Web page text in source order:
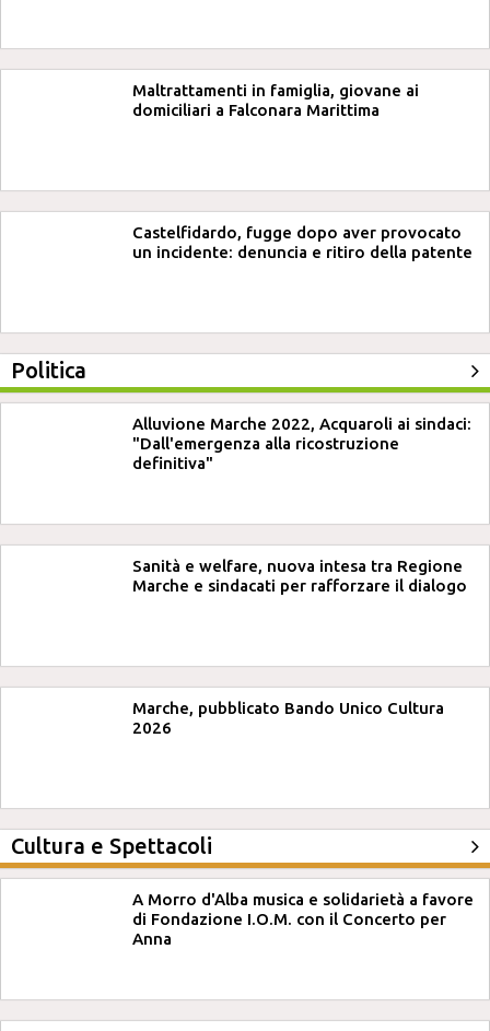
Maltrattamenti in famiglia, giovane ai
domiciliari a Falconara Marittima
Castelfidardo, fugge dopo aver provocato
un incidente: denuncia e ritiro della patente
Politica
Alluvione Marche 2022, Acquaroli ai sindaci:
"Dall'emergenza alla ricostruzione
definitiva"
Sanità e welfare, nuova intesa tra Regione
Marche e sindacati per rafforzare il dialogo
Marche, pubblicato Bando Unico Cultura
2026
Cultura e Spettacoli
A Morro d'Alba musica e solidarietà a favore
di Fondazione I.O.M. con il Concerto per
Anna